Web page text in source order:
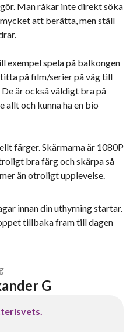
Man råkar inte direkt söka
att berätta, men ställ
exempel spela på balkongen
på film/serier på väg till
är också väldigt bra på
och kunna ha en bio
färger. Skärmarna är 1080P
bra färg och skärpa så
än otroligt upplevelse.
innan din uthyrning startar.
tillbaka fram till dagen
G